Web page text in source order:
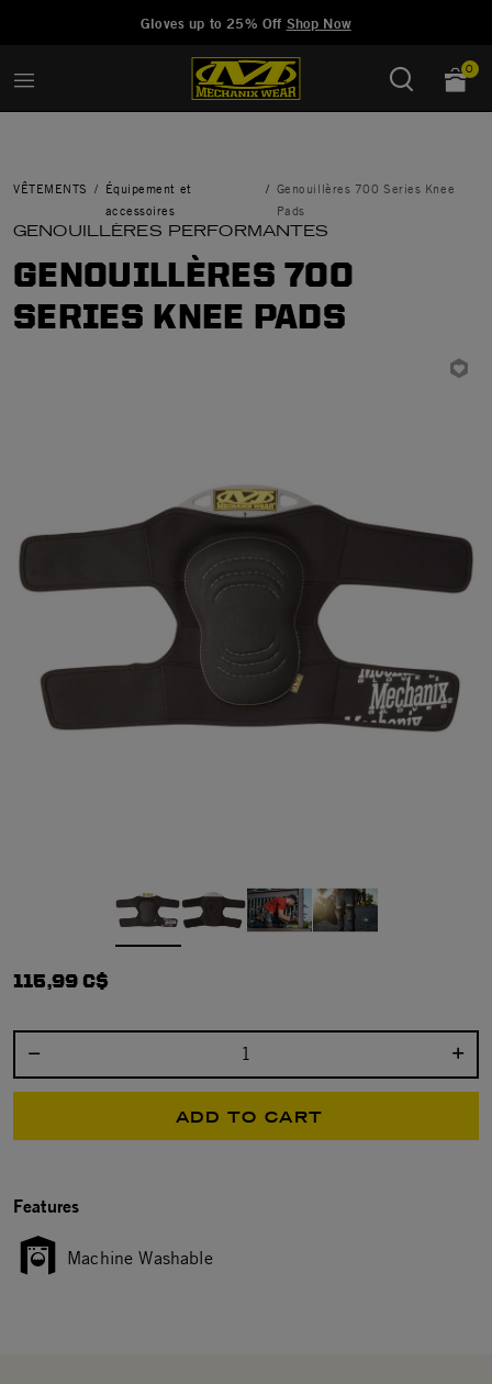
Gloves up to 25% Off Shop Now
0
VÊTEMENTS
Équipement et
accessoires
Genouillères 700 Series Knee
Pads
GENOUILLÈRES PERFORMANTES
GENOUILLÈRES 700
SERIES KNEE PADS
115,99 C$
ADD TO CART
Features
Machine Washable
Manage Wishlist